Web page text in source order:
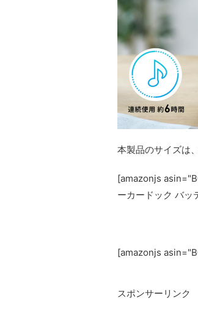
本製品のサイズは
[amazonjs
ーカードック バ
[amazonjs
スポンサーリンク